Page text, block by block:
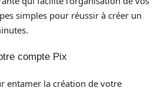
simples pour réussir à créer un
compte Pix
entamer la création de votre